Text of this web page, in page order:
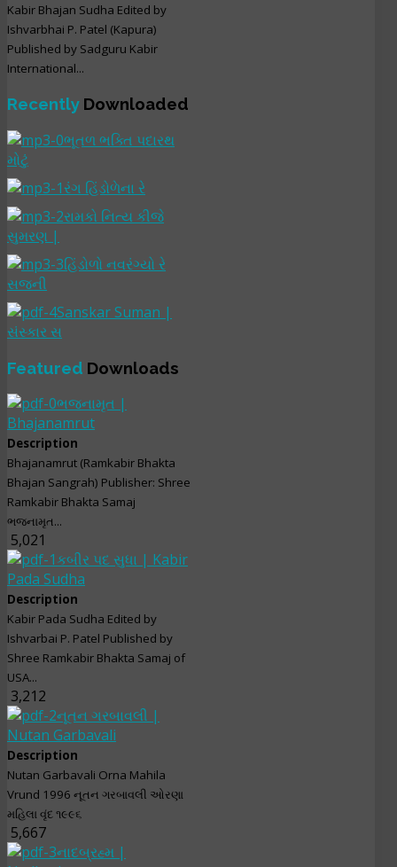
Kabir Bhajan Sudha Edited by
Ishvarbhai P. Patel (Kapura)
Published by Sadguru Kabir
International...
Recently Downloaded
ભૂતળ ભક્તિ પદારથ
મોટું
રંગ હિંડોળેના રે
રામકો નિત્ય કીજે
સુમરણ |
હિંડોળો નવરંગ્યો રે
સજની
Sanskar Suman |
સંસ્કાર સ
Featured Downloads
ભજનામૃત |
Bhajanamrut
Description
Bhajanamrut (Ramkabir Bhakta
Bhajan Sangrah) Publisher: Shree
Ramkabir Bhakta Samaj
ભજનામૃત...
5,021
કબીર પદ સુધા | Kabir
Pada Sudha
Description
Kabir Pada Sudha Edited by
Ishvarbai P. Patel Published by
Shree Ramkabir Bhakta Samaj of
USA...
3,212
નૂતન ગરબાવલી |
Nutan Garbavali
Description
Nutan Garbavali Orna Mahila
Vrund 1996 નૂતન ગરબાવલી ઓરણા
મહિલા વૃંદ ૧૯૯૬
5,667
નાદબ્રહ્મ |